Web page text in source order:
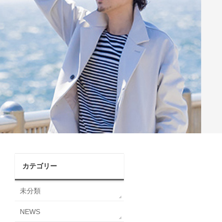
カテゴリー
未分類
NEWS